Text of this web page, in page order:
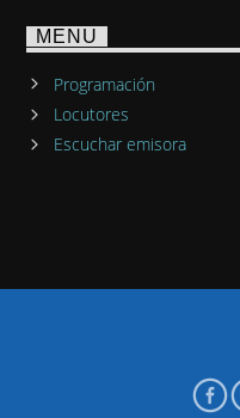
MENU
Programación
Locutores
Escuchar emisora